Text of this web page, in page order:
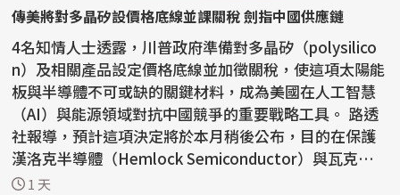
傳美將對多晶矽設價格底線並課關稅 劍指中國供應鏈
4名知情人士透露，川普政府準備對多晶矽（polysilico
n）及相關產品設定價格底線並加徵關稅，使這項太陽能
板與半導體不可或缺的關鍵材料，成為美國在人工智慧
（AI）與能源領域對抗中國競爭的重要戰略工具。 路透
社報導，預計這項決定將於本月稍後公布，目的在保護
漢洛克半導體（Hemlock Semiconductor）與瓦克化
學（W...
1 天